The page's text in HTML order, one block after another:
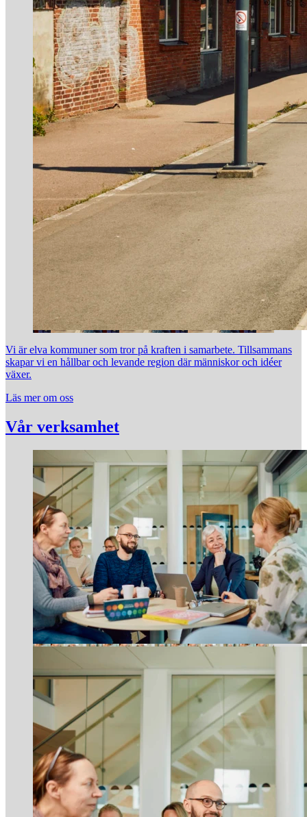
Vi är elva kommuner som tror på kraften i samarbete. Tillsammans
skapar vi en hållbar och levande region där människor och idéer
växer.
Läs mer om oss
Vår verksamhet